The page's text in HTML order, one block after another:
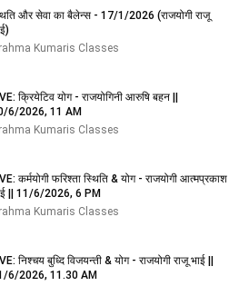
और सेवा का बैलेन्स - 17/1/2026 (राजयोगी राजू
Kumaris Classes
क्रियेटिव योग - राजयोगिनी आरुषि बहन ||
6/2026, 11 AM
Kumaris Classes
कर्मयोगी फरिश्ता स्थिति & योग - राजयोगी आत्मप्रकाश
भाई || 11/6/2026, 6 PM
Kumaris Classes
निश्चय बुध्दि विजयन्ती & योग - राजयोगी राजू भाई ||
6/2026, 11.30 AM